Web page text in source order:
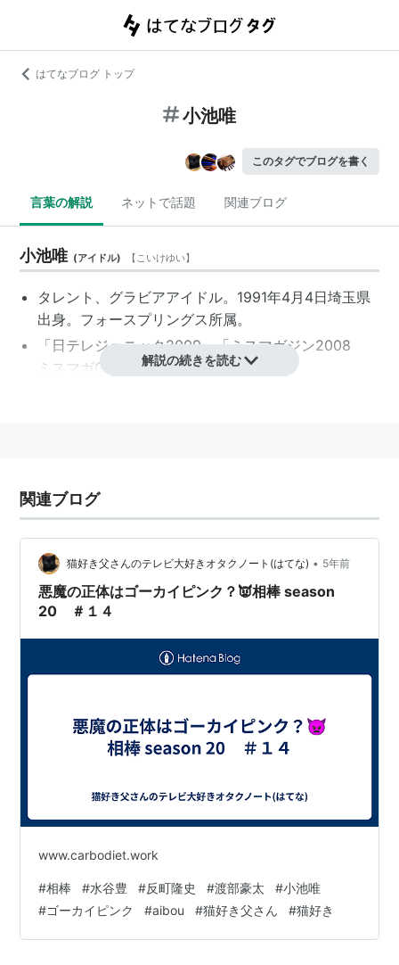
はてなブログ トップ
小池唯
このタグでブログを書く
言葉の解説 ネットで話題 関連ブログ
小池唯 (アイドル) 【こいけゆい】
タレント、グラビアアイドル。1991年4月4日埼玉県
出身。フォースプリングス所属。
「日テレジェニック2009」「ミスマガジン2008
ミスマガGyaO賞」受賞
ビ）
アイドルの穴（2009年4月〜6月、日本テレビ）
海賊戦隊ゴーカイジャー
舞台
「RADIO KILLED THE RADIO STAR」
奏木純とユニット「Tomato n’ pine」を結成。CDを1枚
リリースしている。
Life is beautiful(DVD付)
アーティスト:Tomato
出版社/メーカー:
発売日:2009/04/04
メディア:CD
この商品を含むブログ (18件) を見る
解説の続きを読む
関連ブログ
猫好き父さんのテレビ大好きオタクノート(はてな) • 5年前
悪魔の正体はゴーカイピンク？👿相棒 season
20 ＃１４
www.carbodiet.work
#相棒 #水谷豊 #反町隆史 #渡部豪太 #小池唯
#ゴーカイピンク #aibou #猫好き父さん #猫好き